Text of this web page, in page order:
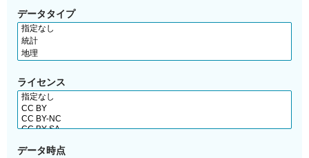
データタイプ
ライセンス
データ時点